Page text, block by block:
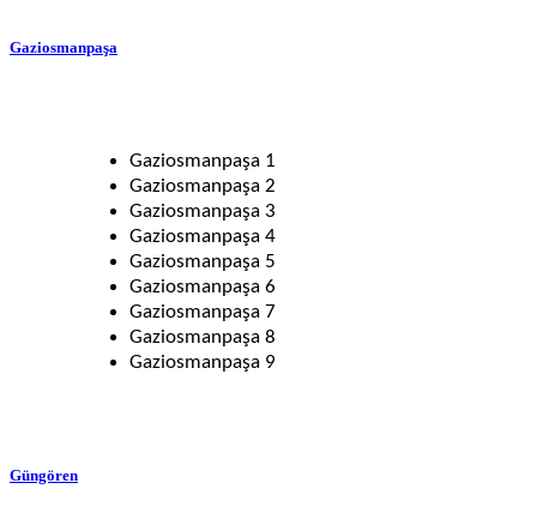
Gaziosmanpaşa
Gaziosmanpaşa 1
Gaziosmanpaşa 2
Gaziosmanpaşa 3
Gaziosmanpaşa 4
Gaziosmanpaşa 5
Gaziosmanpaşa 6
Gaziosmanpaşa 7
Gaziosmanpaşa 8
Gaziosmanpaşa 9
Güngören